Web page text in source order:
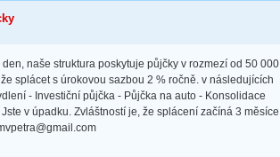
naše struktura poskytuje půjčky v rozmezí od 50 000
splácet s úrokovou sazbou 2 % ročně. v následujících
- Investiční půjčka - Půjčka na auto - Konsolidace
v úpadku. Zvláštností je, že splácení začíná 3 měsíce